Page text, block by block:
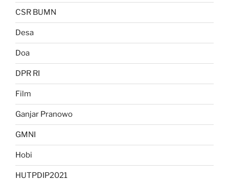
CSR BUMN
Desa
Doa
DPR RI
Film
Ganjar Pranowo
GMNI
Hobi
HUTPDIP2021